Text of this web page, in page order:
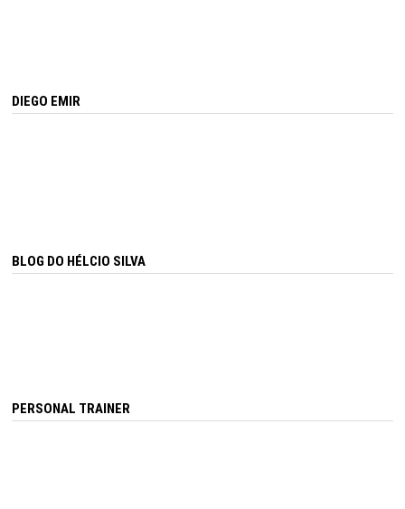
DIEGO EMIR
BLOG DO HÉLCIO SILVA
PERSONAL TRAINER